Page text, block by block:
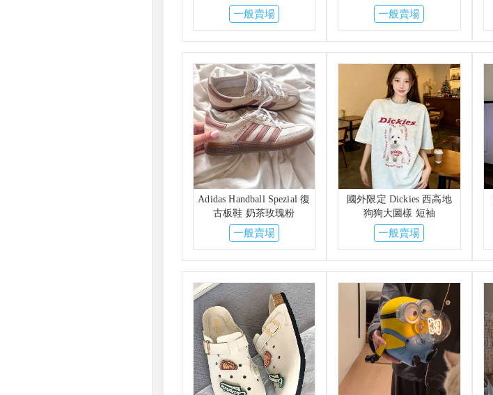
一般賣場 一般賣場
Adidas Handball Spezial 復
古板鞋 奶茶玫瑰粉
一般賣場
國外限定 Dickies 西高地
狗狗大圖樣 短袖
一般賣場